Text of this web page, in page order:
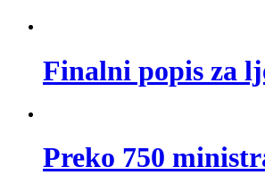
Finalni popis za
Preko 750